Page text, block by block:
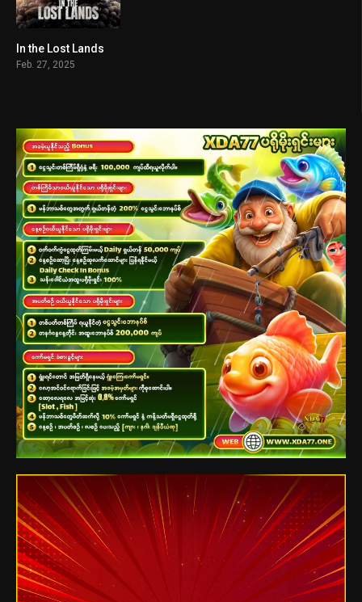
4.7
In the Lost Lands
Feb. 27, 2025